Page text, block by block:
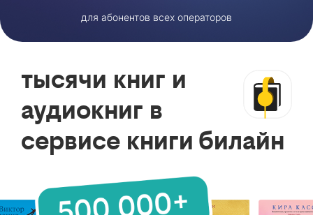
для абонентов всех операторов
тысячи книг и
аудиокниг в
сервисе книги билайн